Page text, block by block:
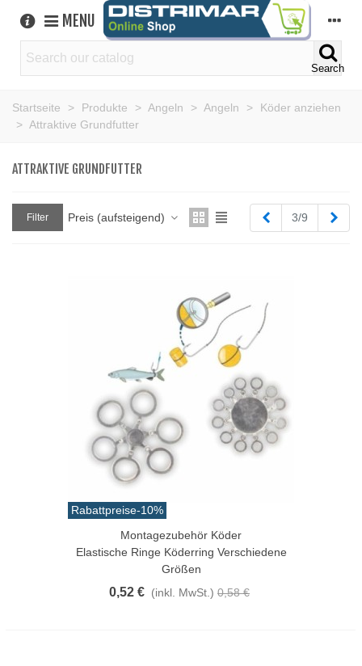
MENU
Search
Startseite > Produkte > Angeln > Angeln >
Köder anziehen
> Attraktive Grundfutter
ATTRAKTIVE GRUNDFUTTER
Filter Preis (aufsteigend) Zurück
3/9
Rabattpreise-10%
Montagezubehör Köder
Elastische Ringe Köderring Verschiedene
Größen
0,52 € (inkl. MwSt.) 0,58 €